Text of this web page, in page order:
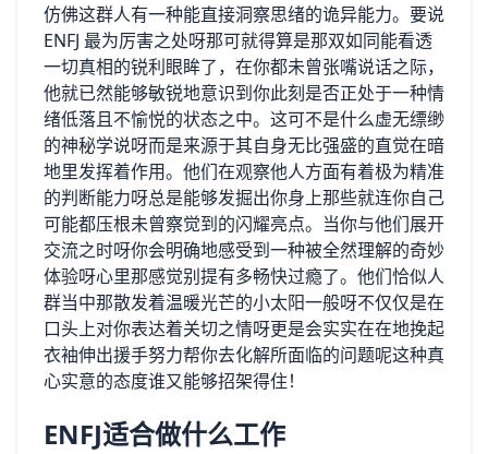
仿佛这群人有一种能直接洞察思绪的诡异能力。要说
ENFJ 最为厉害之处呀那可就得算是那双如同能看透
一切真相的锐利眼眸了，在你都未曾张嘴说话之际，
他就已然能够敏锐地意识到你此刻是否正处于一种情
绪低落且不愉悦的状态之中。这可不是什么虚无缥缈
的神秘学说呀而是来源于其自身无比强盛的直觉在暗
地里发挥着作用。他们在观察他人方面有着极为精准
的判断能力呀总是能够发掘出你身上那些就连你自己
可能都压根未曾察觉到的闪耀亮点。当你与他们展开
交流之时呀你会明确地感受到一种被全然理解的奇妙
体验呀心里那感觉别提有多畅快过瘾了。他们恰似人
群当中那散发着温暖光芒的小太阳一般呀不仅仅是在
口头上对你表达着关切之情呀更是会实实在在地挽起
衣袖伸出援手努力帮你去化解所面临的问题呢这种真
心实意的态度谁又能够招架得住！
ENFJ适合做什么工作